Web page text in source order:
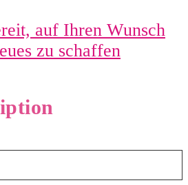
auf Ihren Wunsch
zu schaffen